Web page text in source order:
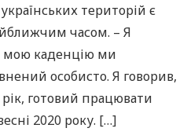
територій є
часом. – Я
мою каденцію ми
особисто. Я говорив,
готовий працювати
2020 року. […]